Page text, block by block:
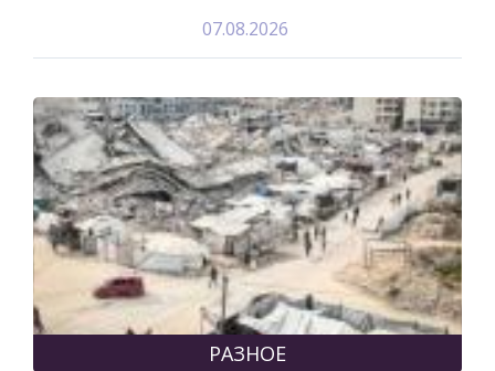
07.08.2026
РАЗНОЕ